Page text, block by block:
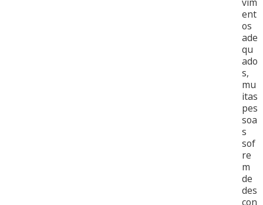
ent
os
ade
qu
ado
s,
mu
itas
pes
soa
s
sof
re
m
de
des
con